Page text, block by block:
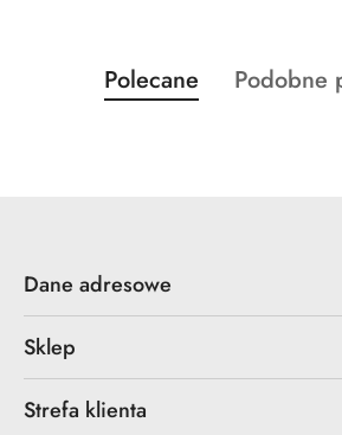
Pomiń karuzelę produktów
Produkty
o
Polecane
Produkty
Podobne
Dane adresowe
Sklep
Strefa klienta